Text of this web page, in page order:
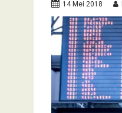
14 Mei 2018